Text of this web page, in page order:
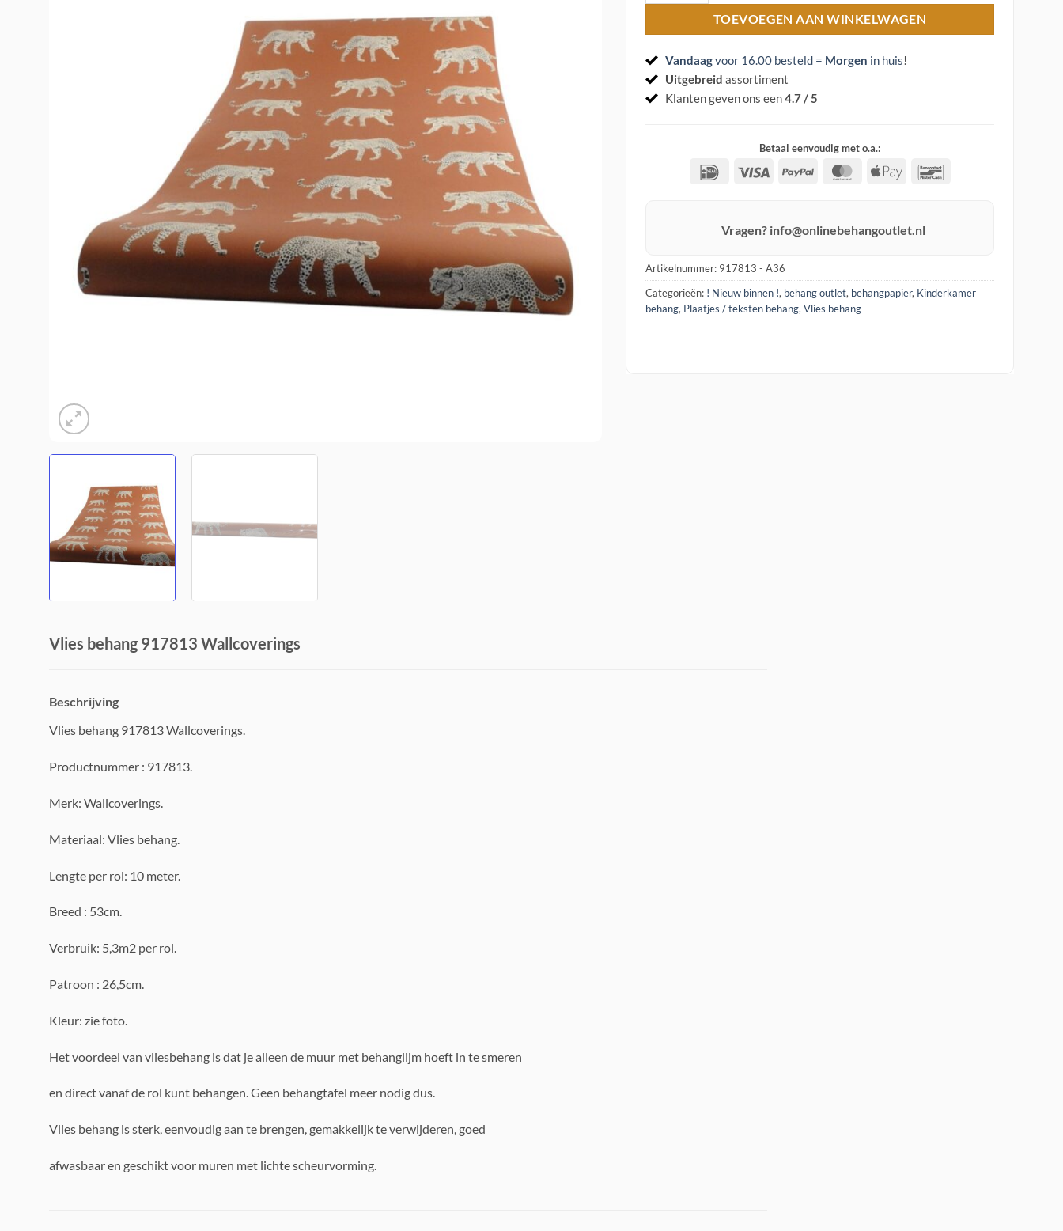
TOEVOEGEN AAN WINKELWAGEN
Vandaagvoor 16.00 besteld = Morgen in huis!
Uitgebreid assortiment
Klanten geven ons een4.7 / 5
Betaal eenvoudig met o.a.:
IDeal Visa PayPal MasterCard
Apple
Vragen? info@onlinebehangoutlet.nl
Artikelnummer: 917813 - A36
Categorieën: ! Nieuw binnen !, behang outlet, behangpapier, Kinderkamer
behang, Plaatjes / teksten behang,Vlies behang
Vlies behang 917813 Wallcoverings
Beschrijving
Vlies behang 917813 Wallcoverings.
Productnummer : 917813.
Merk: Wallcoverings.
Materiaal: Vlies behang.
Lengte per rol: 10 meter.
Breed : 53cm.
Verbruik: 5,3m2 per rol.
Patroon : 26,5cm.
Kleur: zie foto.
Het voordeel van vliesbehang is dat je alleen de muur met behanglijm hoeft in te smeren
en direct vanaf de rol kunt behangen. Geen behangtafel meer nodig dus.
Vlies behang is sterk, eenvoudig aan te brengen, gemakkelijk te verwijderen, goed
afwasbaar en geschikt voor muren met lichte scheurvorming.